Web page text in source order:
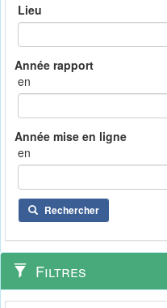
Lieu
en
en
Rechercher
Filtres